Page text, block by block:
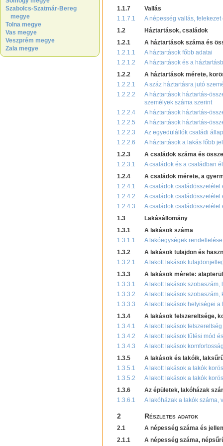
Szabolcs-Szatmár-Bereg
megye
Tolna megye
Vas megye
Veszprém megye
Zala megye
1.1.7
Vallás
1.1.7.1
A népesség vallás,
1.2
Háztartások, családok
1.2.1
A háztartások száma és
1.2.1.1
A háztartások főbb adatai
1.2.1.2
A háztartások és a
1.2.2
A háztartások mérete,
1.2.2.1
A száz háztartásra jutó
1.2.2.2
A háztartások háztartás-
személyek száma szerint
1.2.2.4
A háztartások háztartás-
1.2.2.5
A háztartások háztartás-
1.2.2.3
Az egyedülállók családi
1.2.2.6
A háztartások a lakás főbb
1.2.3
A családok száma és
1.2.3.1
A családok és a családban
1.2.4
A családok mérete, a
1.2.4.1
A családok
1.2.4.2
A családok
1.2.4.3
A családok
1.3
Lakásállomány
1.3.1
A lakások száma
1.3.1.1
A lakóegységek
1.3.2
A lakások tulajdon és
1.3.2.1
A lakott lakások
1.3.3
A lakások mérete:
1.3.3.1
A lakott lakások
1.3.3.2
A lakott lakások
1.3.3.3
A lakott lakások helyiségei
1.3.4
A lakások felszereltsége,
1.3.4.1
A lakott lakások
1.3.4.2
A lakott lakások fűtési mód
1.3.4.3
A lakott lakások
1.3.5
A lakások és lakóik,
1.3.5.1
A lakott lakások a lakók
1.3.5.2
A lakott lakások a lakók
1.3.6
Az épületek, lakóházak
1.3.6.1
A lakóházak a lakók száma,
2 Részletes adatok
2.1
A népesség száma és
2.1.1
A népesség száma,